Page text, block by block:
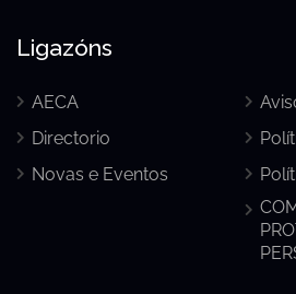
Ligazóns
AECA
Directorio
Novas e Eventos